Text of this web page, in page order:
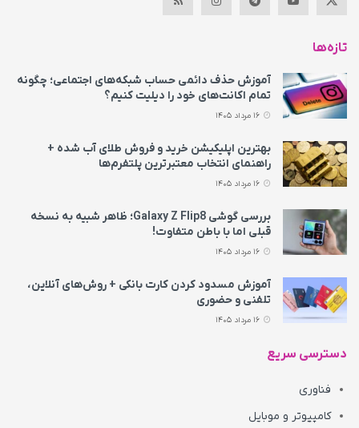
تازه‌ها
آموزش حذف دائمی حساب شبکه‌های اجتماعی؛ چگونه
تمام اکانت‌های خود را دیلیت کنیم؟
بهترین اپلیکیشن خرید و فروش طلای آب شده +
راهنمای انتخاب معتبرترین پلتفرم‌ها
بررسی گوشی Galaxy Z Flip8؛ ظاهر شبیه به نسخه
قبلی اما با باطن متفاوت!
آموزش مسدود کردن کارت بانکی + روش‌های آنلاین،
تلفنی و حضوری
دسترسی سریع
فناوری
کامپیوتر و موبایل